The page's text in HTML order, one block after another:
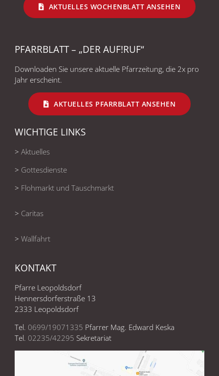
AKTUELLES WOCHENBLATT ANSEHEN
PFARRBLATT – „DER AUF!RUF“
Downloaden Sie unsere aktuelle Pfarrzeitung, die 2x pro
Jahr erscheint.
AKTUELLES PFARRBLATT ANSEHEN
WICHTIGE LINKS
> Aktuelles
> Gottesdienste
> Flohmarkt und Tauschmarkt
> Caritas
> Wallfahrt
KONTAKT
Pfarre Leopoldsdorf
Hennersdorferstraße 13
2333 Leopoldsdorf
Tel. 0699/19071335 Pfarrer Mag. Edward Keska
Tel. 02235/42295 Sekretariat